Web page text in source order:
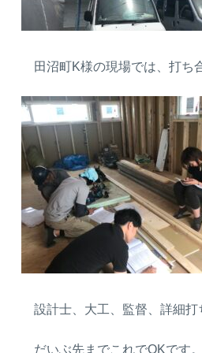
田沼町K様の現場では、打ち
設計士、大工、監督、詳細打
だいぶ先までこれでOKです